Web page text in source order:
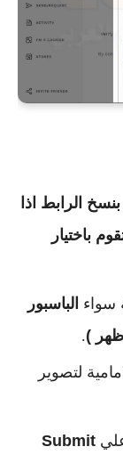
بنسخ الرابط اذا
باختيار
سواء الباسبور
)
.
لتصوير
Submit